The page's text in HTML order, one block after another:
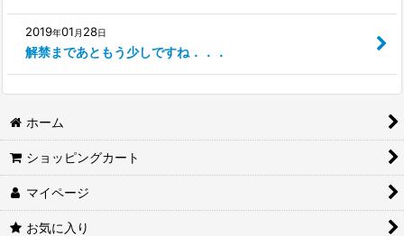
2019年01 月 28日
解禁まであともう少しですね．．．
ホーム
ショッピングカート
マイページ
お気に入り